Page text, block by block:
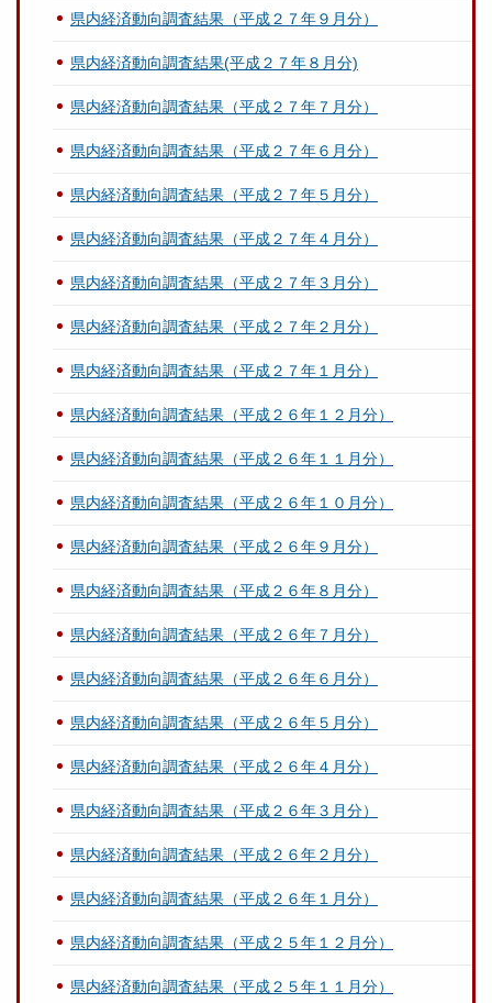
県内経済動向調査結果（平成２７年９月分）
県内経済動向調査結果(平成２７年８月分)
県内経済動向調査結果（平成２７年７月分）
県内経済動向調査結果（平成２７年６月分）
県内経済動向調査結果（平成２７年５月分）
県内経済動向調査結果（平成２７年４月分）
県内経済動向調査結果（平成２７年３月分）
県内経済動向調査結果（平成２７年２月分）
県内経済動向調査結果（平成２７年１月分）
県内経済動向調査結果（平成２６年１２月分）
県内経済動向調査結果（平成２６年１１月分）
県内経済動向調査結果（平成２６年１０月分）
県内経済動向調査結果（平成２６年９月分）
県内経済動向調査結果（平成２６年８月分）
県内経済動向調査結果（平成２６年７月分）
県内経済動向調査結果（平成２６年６月分）
県内経済動向調査結果（平成２６年５月分）
県内経済動向調査結果（平成２６年４月分）
県内経済動向調査結果（平成２６年３月分）
県内経済動向調査結果（平成２６年２月分）
県内経済動向調査結果（平成２６年１月分）
県内経済動向調査結果（平成２５年１２月分）
県内経済動向調査結果（平成２５年１１月分）